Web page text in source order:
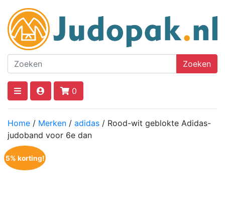
Zoeken
0
Home / Merken / adidas / Rood-wit geblokte Adidas-
judoband voor 6e dan
5% korting!